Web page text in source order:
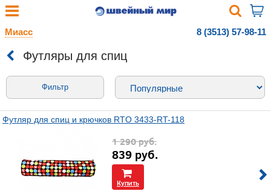
Миасс 8 (3513) 57-98-11
Футляры для спиц
Фильтр
Футляр для спиц и крючков RTO 3433-RT-118
1 290руб.
839 руб.
Купить